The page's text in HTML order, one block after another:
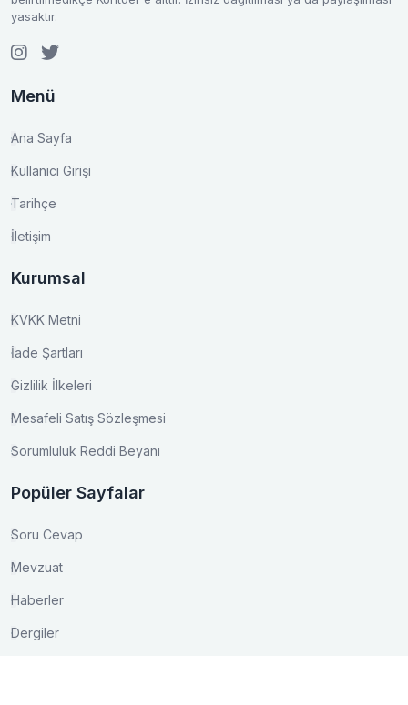
yasaktır.
Menü
Ana Sayfa
Kullanıcı Girişi
Tarihçe
İletişim
Kurumsal
KVKK Metni
İade Şartları
Gizlilik İlkeleri
Mesafeli Satış Sözleşmesi
Sorumluluk Reddi Beyanı
Popüler Sayfalar
Soru Cevap
Mevzuat
Haberler
Dergiler